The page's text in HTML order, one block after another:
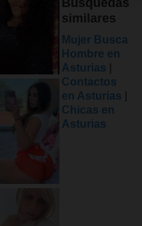
similares
Mujer Busca
Hombre en
Asturias
Contactos
en Asturias
Chicas en
Asturias